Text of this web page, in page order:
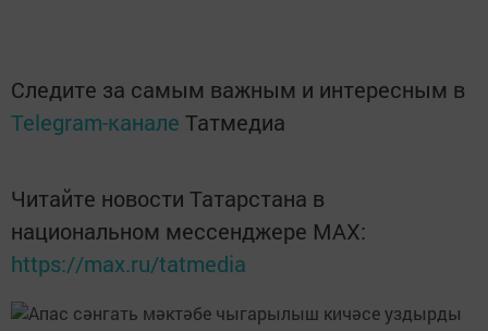
Следите за самым важным и интересным в
Telegram-канале Татмедиа
Читайте новости Татарстана в
национальном мессенджере MАХ:
https://max.ru/tatmedia